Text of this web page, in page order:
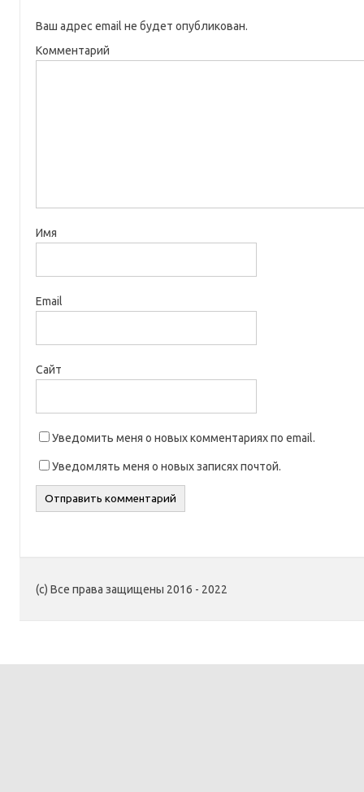
Ваш адрес email не будет опубликован.
Комментарий
Имя
Email
Сайт
Уведомить меня о новых комментариях по email.
Уведомлять меня о новых записях почтой.
(c) Все права защищены 2016 - 2022